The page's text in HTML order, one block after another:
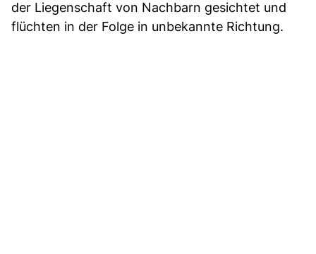
der Liegenschaft von Nachbarn gesichtet und
flüchten in der Folge in unbekannte Richtung.